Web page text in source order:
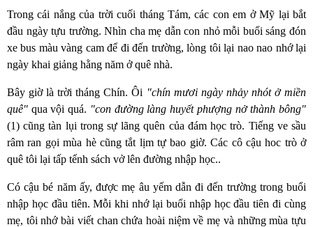
Trong cái nắng của trời cuối tháng Tám, các con em ở Mỹ lại bắt
đầu ngày tựu trường. Nhìn cha mẹ dẫn con nhỏ mỗi buổi sáng đón
xe bus màu vàng cam để đi đến trường, lòng tôi lại nao nao nhớ lại
ngày khai giảng hằng năm ở quê nhà.
Bây giờ là trời tháng Chín. Ôi "chín mươi ngày nhảy nhót ở miền
quê" qua vội quá. "con đường làng huyết phượng nở thành bông"
(1) cũng tàn lụi trong sự lãng quên của đám học trò. Tiếng ve sầu
râm ran gọi mùa hè cũng tắt lịm tự bao giờ. Các cô cậu hoc trò ở
quê tôi lại tấp tểnh sách vở lên đường nhập học..
Có cậu bé năm ấy, được mẹ âu yếm dẫn đi đến trường trong buổi
nhập học đầu tiên. Mỗi khi nhớ lại buổi nhập học đầu tiên đi cùng
mẹ, tôi nhớ bài viết chan chứa hoài niệm về mẹ và những mùa tựu